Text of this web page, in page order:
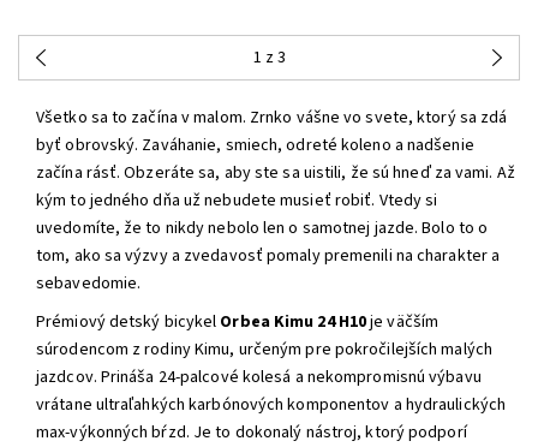
1 z 3
Všetko sa to začína v malom. Zrnko vášne vo svete, ktorý sa zdá
byť obrovský. Zaváhanie, smiech, odreté koleno a nadšenie
začína rásť. Obzeráte sa, aby ste sa uistili, že sú hneď za vami. Až
kým to jedného dňa už nebudete musieť robiť. Vtedy si
uvedomíte, že to nikdy nebolo len o samotnej jazde. Bolo to o
tom, ako sa výzvy a zvedavosť pomaly premenili na charakter a
sebavedomie.
Prémiový detský bicykel Orbea Kimu 24 H10je väčším
súrodencom z rodiny Kimu, určeným pre pokročilejších malých
jazdcov. Prináša 24-palcové kolesá a nekompromisnú výbavu
vrátane ultraľahkých karbónových komponentov a hydraulických
max-výkonných bŕzd. Je to dokonalý nástroj, ktorý podporí